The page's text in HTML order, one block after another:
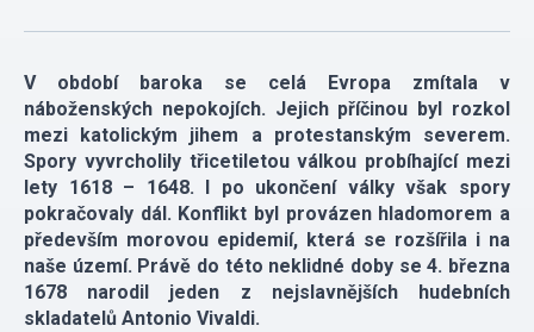
V období baroka se celá Evropa zmítala v
náboženských nepokojích. Jejich příčinou byl rozkol
mezi katolickým jihem a protestanským severem.
Spory vyvrcholily třicetiletou válkou probíhající mezi
lety 1618 – 1648. I po ukončení války však spory
pokračovaly dál. Konflikt byl provázen hladomorem a
především morovou epidemií, která se rozšířila i na
naše území. Právě do této neklidné doby se 4. března
1678 narodil jeden z nejslavnějších hudebních
skladatelů Antonio Vivaldi.